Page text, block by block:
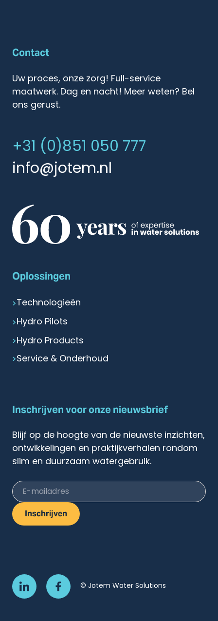
Contact
Uw proces, onze zorg! Full-service
maatwerk. Dag en nacht! Meer weten? Bel
ons gerust.
+31 (0)851 050 777
info@jotem.nl
Oplossingen
Technologieën
Hydro Pilots
Hydro Products
Service & Onderhoud
Inschrijven voor onze nieuwsbrief
Blijf op de hoogte van de nieuwste inzichten,
ontwikkelingen en praktijkverhalen rondom
slim en duurzaam watergebruik.
E-mailadres
Inschrijven
© Jotem Water Solutions